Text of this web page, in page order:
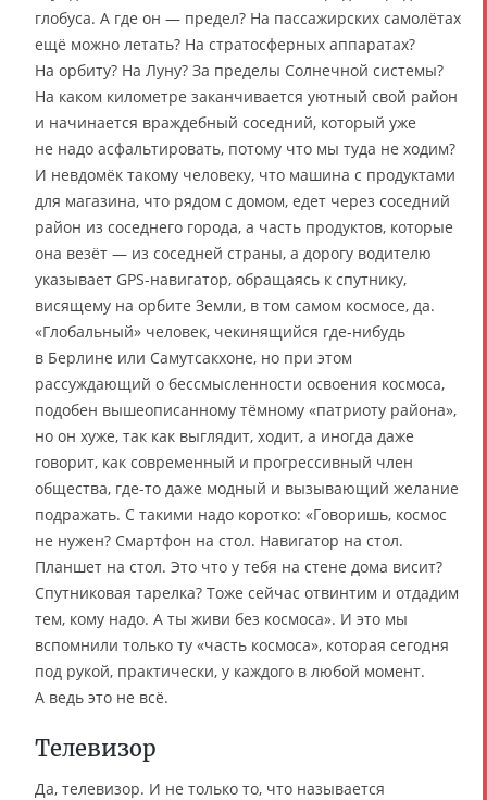
глобуса. А где он — предел? На пассажирских самолётах
ещё можно летать? На стратосферных аппаратах?
На орбиту? На Луну? За пределы Солнечной системы?
На каком километре заканчивается уютный свой район
и начинается враждебный соседний, который уже
не надо асфальтировать, потому что мы туда не ходим?
И невдомёк такому человеку, что машина с продуктами
для магазина, что рядом с домом, едет через соседний
район из соседнего города, а часть продуктов, которые
она везёт — из соседней страны, а дорогу водителю
указывает GPS-навигатор, обращаясь к спутнику,
висящему на орбите Земли, в том самом космосе, да.
«Глобальный» человек, чекинящийся где-нибудь
в Берлине или Самутсакхоне, но при этом
рассуждающий о бессмысленности освоения космоса,
подобен вышеописанному тёмному «патриоту района»,
но он хуже, так как выглядит, ходит, а иногда даже
говорит, как современный и прогрессивный член
общества, где-то даже модный и вызывающий желание
подражать. С такими надо коротко: «Говоришь, космос
не нужен? Смартфон на стол. Навигатор на стол.
Планшет на стол. Это что у тебя на стене дома висит?
Спутниковая тарелка? Тоже сейчас отвинтим и отдадим
тем, кому надо. А ты живи без космоса». И это мы
вспомнили только ту «часть космоса», которая сегодня
под рукой, практически, у каждого в любой момент.
А ведь это не всё.
Телевизор
Да, телевизор. И не только то, что называется